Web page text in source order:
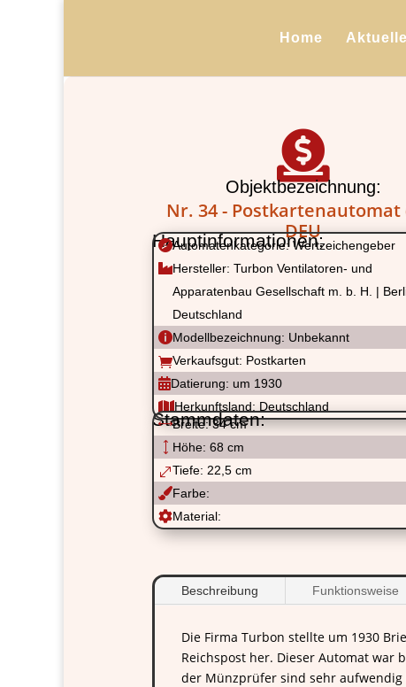
Home

Objektbezeichnung:
Nr. 34 - Postkartenautomat
DEU
Hauptinformationen:
Automatenkategorie: Wertzeichengeber
Hersteller: Turbon Ventilatoren- und
Apparatenbau Gesellschaft m. b. H. |
Deutschland
Modellbezeichnung: Unbekannt
Verkaufsgut: Postkarten
Datierung: um 1930
Herkunftsland: Deutschland
Stammdaten:
,Breite: 34 cm
) Höhe: 68 cm
.Tiefe: 22,5 cm
Farbe:
Material:
Beschreibung Funktionsweise
Die Firma Turbon stellte um 1930
Reichspost her. Dieser Automat war
der Münzprüfer sind sehr